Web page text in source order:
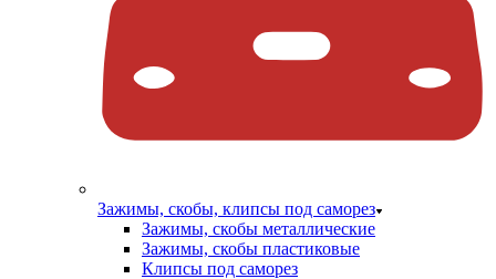
Зажимы, скобы, клипсы под саморез
Зажимы, скобы металлические
Зажимы, скобы пластиковые
Клипсы под саморез